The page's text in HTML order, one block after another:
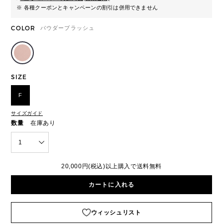
※ 各種クーポンとキャンペーンの割引は併用できません
COLOR パウダーブラッシュ
SIZE
F
サイズガイド
数量 在庫あり
1
20,000円(税込)以上購入で送料無料
カートに入れる
ウィッシュリスト